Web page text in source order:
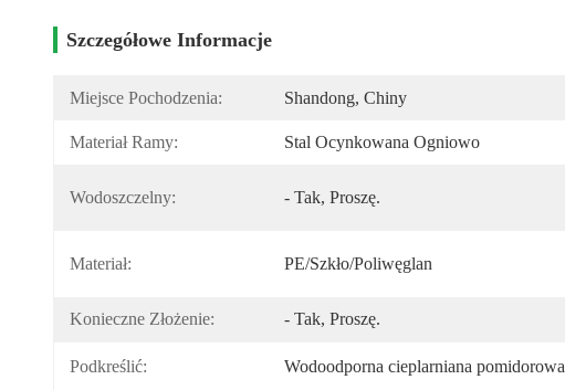
Szczegółowe Informacje
Miejsce Pochodzenia: Shandong, Chiny
Materiał Ramy: Stal Ocynkowana Ogniowo
Wodoszczelny: - Tak, Proszę.
Materiał: PE/szkło/poliwęglan
Konieczne Złożenie: - Tak, Proszę.
Podkreślić: Wodoodporna cieplarniana pomidorowa